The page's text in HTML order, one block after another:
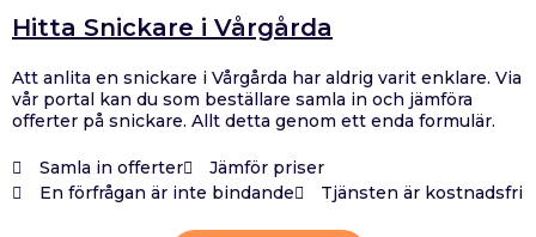
Hitta Snickare i Vårgårda
Att anlita en snickare i Vårgårda har aldrig varit enklare. Via
vår portal kan du som beställare samla in och jämföra
offerter på snickare. Allt detta genom ett enda formulär.
Samla in offerter
Jämför priser
En förfrågan är inte bindande
Tjänsten är kostnadsfri